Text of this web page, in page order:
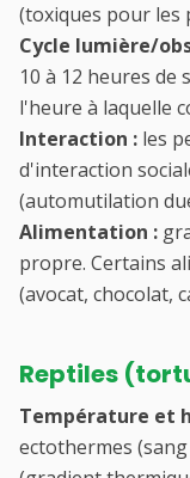
(toxiques pour les
Cycle lumière/
10 à 12 heures de
l'heure à laquelle
Interaction : les
d'interaction
(automutilation
Alimentation :
propre. Certains
(avocat, chocolat,
Reptiles
Température et
ectothermes